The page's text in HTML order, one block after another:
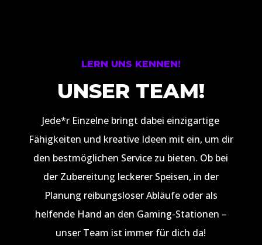
LERN UNS KENNEN!
UNSER TEAM!
Jede*r Einzelne bringt dabei einzigartige
Fähigkeiten und kreative Ideen mit ein, um dir
den bestmöglichen Service zu bieten. Ob bei
der Zubereitung leckerer Speisen, in der
Planung reibungsloser Abläufe oder als
helfende Hand an den Gaming-Stationen –
unser Team ist immer für dich da!